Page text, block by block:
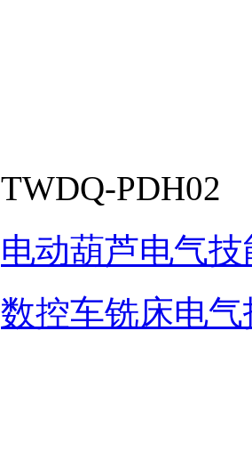
TWDQ-PDH02
电动葫芦电气
数控车铣床电